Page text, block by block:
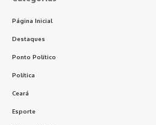
Página Inicial
Destaques
Ponto Político
Política
Ceará
Esporte